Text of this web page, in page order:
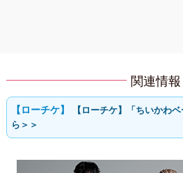
関連情報
【ローチケ】「ちいかわ
ら＞＞